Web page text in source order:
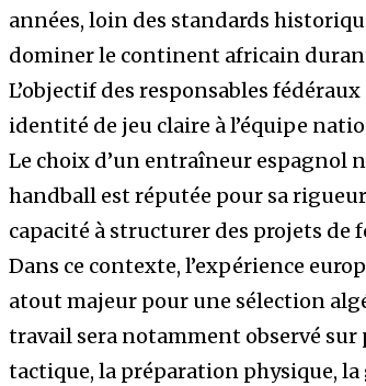
années, loin des standards
dominer le continent africain
L’objectif des responsables
identité de jeu claire à l’équipe
Le choix d’un entraîneur espagnol
handball est réputée pour sa
capacité à structurer des projets de
Dans ce contexte, l’expérience
atout majeur pour une sélection
travail sera notamment observé
tactique, la préparation physique,